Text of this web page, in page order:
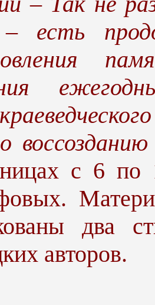
– есть
с 6 по
два
авторов.